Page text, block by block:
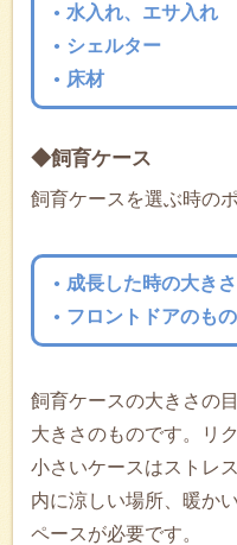
水入れ、エサ入れ
シェルター
床材
◆飼育ケース
飼育ケースを選ぶ時の
成長した時の大き
フロントドアのもの
飼育ケースの大きさの
大きさのものです。リ
小さいケースはストレ
内に涼しい場所、暖か
ペースが必要です。